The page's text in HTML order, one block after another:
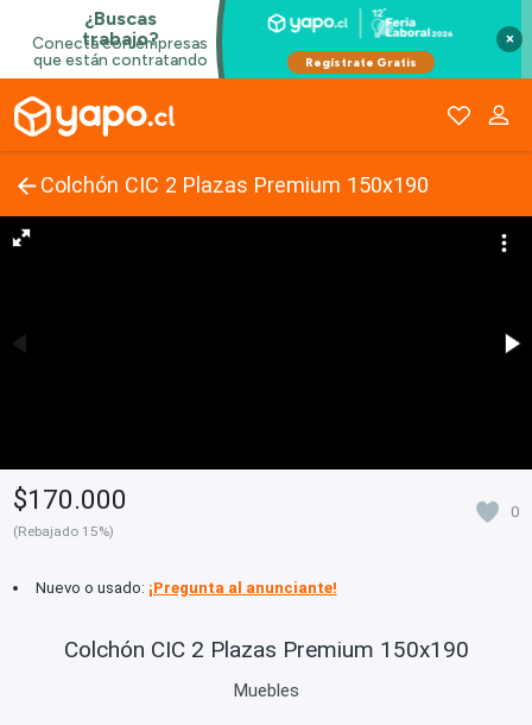
×
Colchón CIC 2 Plazas Premium 150x190
$170.000
(Rebajado 15%)
0
Nuevo o usado: ¡Pregunta al anunciante!
Colchón CIC 2 Plazas Premium 150x190
Muebles